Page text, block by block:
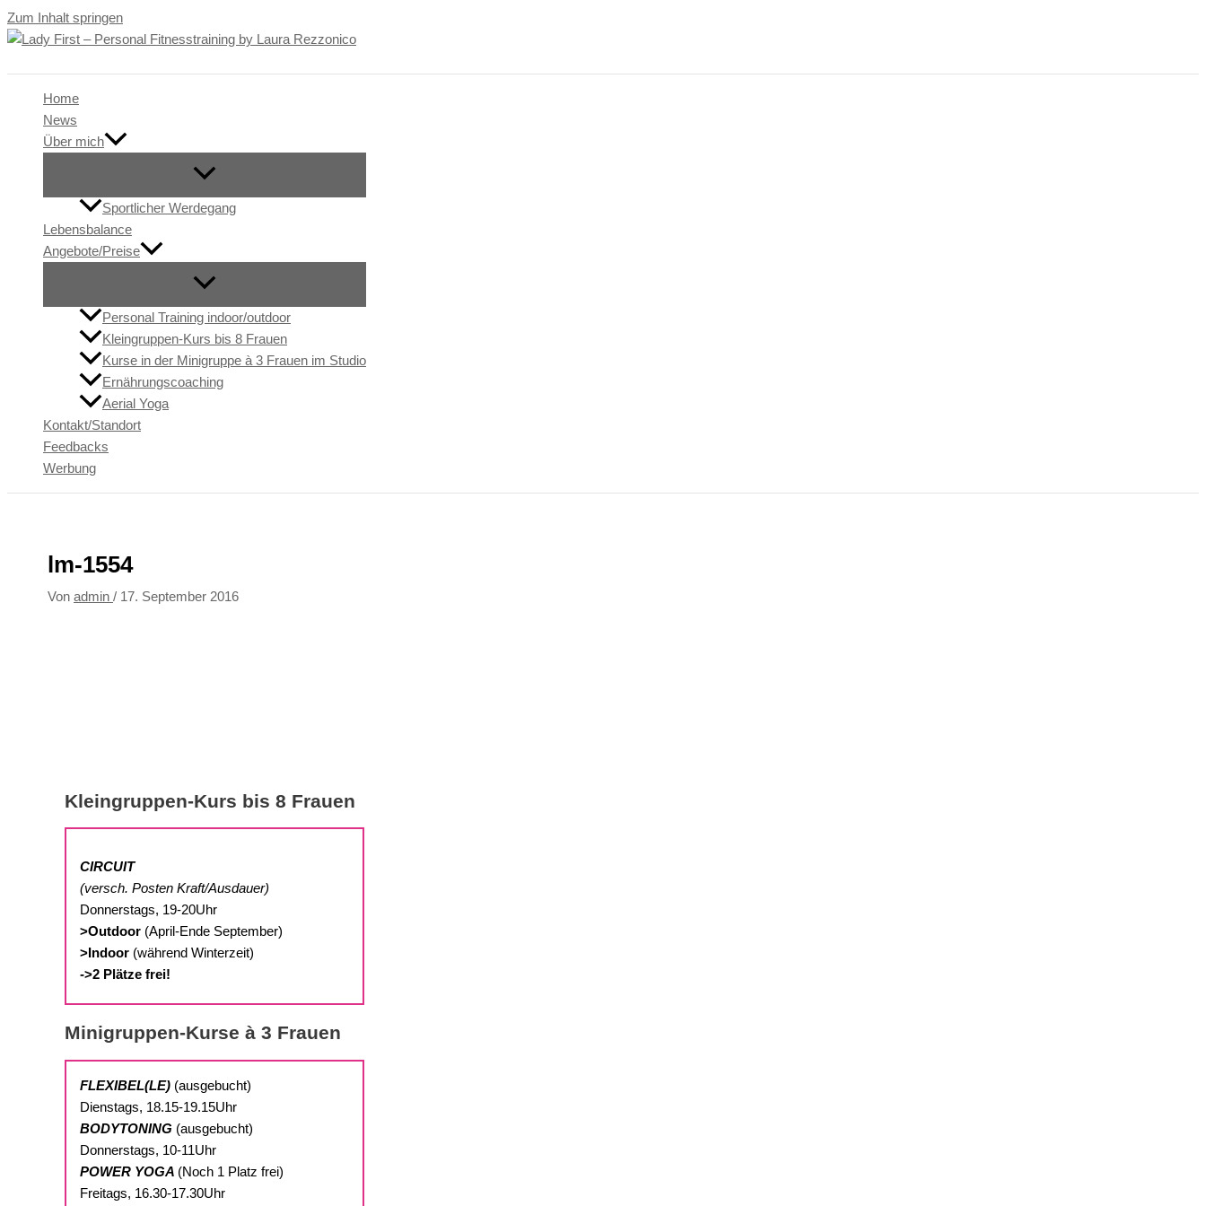
Zum Inhalt springen
Home
News
Über mich
Sportlicher Werdegang
Lebensbalance
Angebote/Preise
Personal Training indoor/outdoor
Kleingruppen-Kurs bis 8 Frauen
Kurse in der Minigruppe à 3 Frauen im Studio
Ernährungscoaching
Aerial Yoga
Kontakt/Standort
Feedbacks
Werbung
lm-1554
Von admin / 17. September 2016
Kleingruppen-Kurs bis 8 Frauen
CIRCUIT
(versch. Posten Kraft/Ausdauer)
Donnerstags, 19-20Uhr
>Outdoor (April-Ende September)
>Indoor (während Winterzeit)
->2 Plätze frei!
Minigruppen-Kurse à 3 Frauen
FLEXIBEL(LE) (ausgebucht)
Dienstags, 18.15-19.15Uhr
BODYTONING (ausgebucht)
Donnerstags, 10-11Uhr
POWER YOGA (Noch 1 Platz frei)
Freitags, 16.30-17.30Uhr